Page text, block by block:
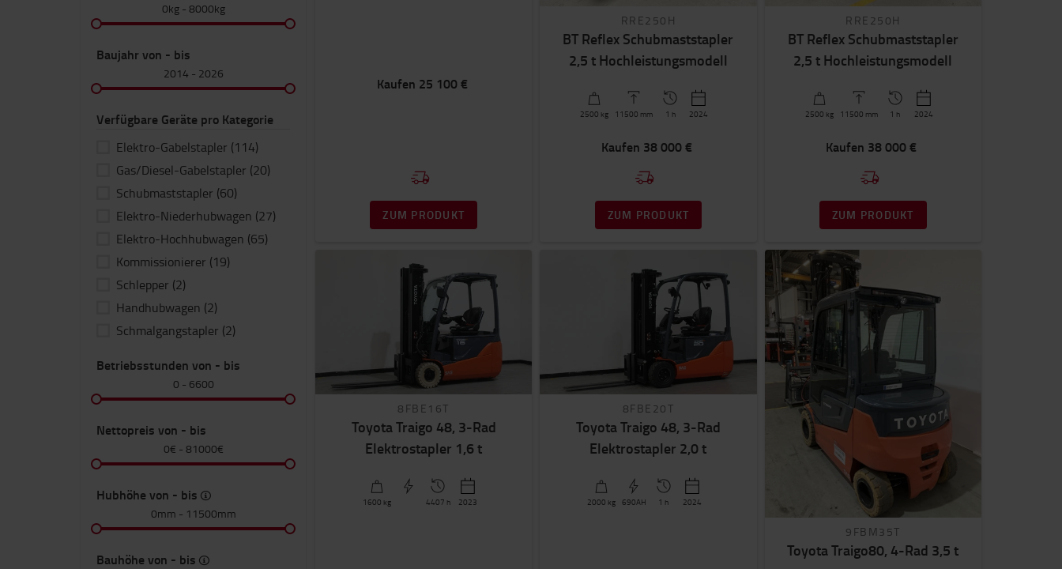
0kg- 8000kg
Baujahr von - bis
2014 - 2026
Verfügbare Geräte pro Kategorie
Elektro-Gabelstapler (114)
Gas/Diesel-Gabelstapler (20)
Schubmaststapler (60)
Elektro-Niederhubwagen (27)
Elektro-Hochhubwagen (65)
Kommissionierer (19)
Schlepper (2)
Handhubwagen (2)
Schmalgangstapler (2)
Betriebsstunden von - bis
0 - 6600
Nettopreis von - bis
0€ - 81000€
Hubhöhe von - bis
0mm - 11500mm
Bauhöhe von - bis
Kaufen 25 100 €
ZUM PRODUKT
RRE250H
BT Reflex Schubmaststapler
2,5 t Hochleistungsmodell
2500 kg 11500 mm 1 h 2024
Kaufen 38 000 €
ZUM PRODUKT
RRE250H
BT Reflex Schubmaststapler
2,5 t Hochleistungsmodell
2500 kg 11500 mm 1 h 2024
Kaufen 38 000 €
ZUM PRODUKT
8FBE16T
Toyota Traigo 48, 3-Rad
Elektrostapler 1,6 t
1600 kg 4407 h 2023
8FBE20T
Toyota Traigo 48, 3-Rad
Elektrostapler 2,0 t
2000 kg 690AH 1 h 2024
9FBM35T
Toyota Traigo80, 4-Rad 3,5 t